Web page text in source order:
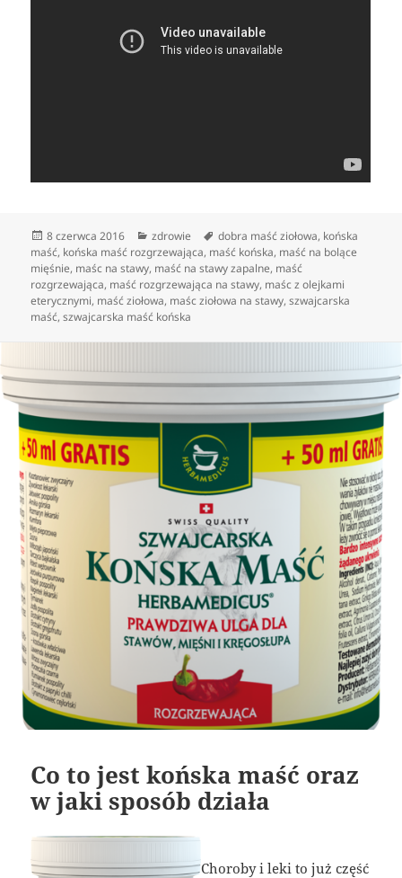
Data
publikacji
8 czerwca 2016 Kategorie
zdrowie Tagi
dobra maść ziołowa, końska
maść, końska maść rozgrzewająca, maść końska, maść na bolące
mięśnie, maśc na stawy, maść na stawy zapalne, maść
rozgrzewająca, maść rozgrzewająca na stawy, maśc z olejkami
eterycznymi, maść ziołowa, maśc ziołowa na stawy,szwajcarska
maść,szwajcarska maść końska
Co to jest końska maść oraz
w jaki sposób działa
Choroby i leki to już część